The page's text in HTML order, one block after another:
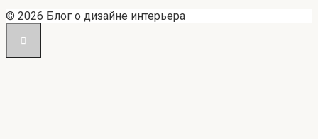
© 2026 Блог о дизайне интерьера